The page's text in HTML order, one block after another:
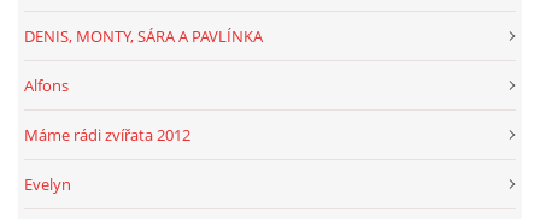
DENIS, MONTY, SÁRA A PAVLÍNKA
Alfons
Máme rádi zvířata 2012
Evelyn